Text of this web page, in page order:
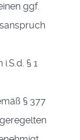
ggf.
§ 1
§ 377